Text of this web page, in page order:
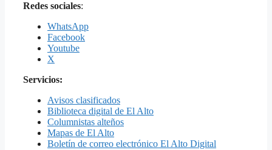
Redes sociales:
WhatsApp
Facebook
Youtube
X
Servicios:
Avisos clasificados
Biblioteca digital de El Alto
Columnistas alteños
Mapas de El Alto
Boletín de correo electrónico El Alto Digital